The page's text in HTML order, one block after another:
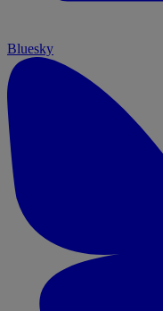
Bluesky